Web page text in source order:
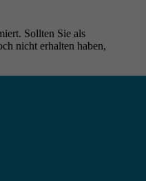
Sollten Sie als
nicht erhalten haben,